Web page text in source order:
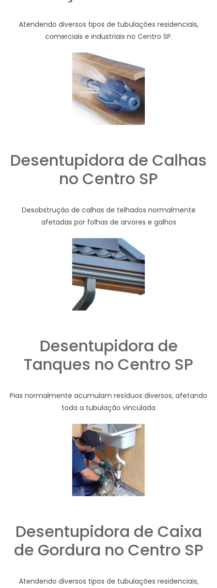
Atendendo diversos tipos de tubulações residenciais,
comerciais e industriais no Centro SP.
Desentupidora de Calhas
no Centro SP
Desobstrução de calhas de telhados normalmente
afetadas por folhas de arvores e galhos
Desentupidora de
Tanques no Centro SP
Pias normalmente acumulam resíduos diversos, afetando
toda a tubulação vinculada
Desentupidora de Caixa
de Gordura no Centro SP
Atendendo diversos tipos de tubulações residenciais,